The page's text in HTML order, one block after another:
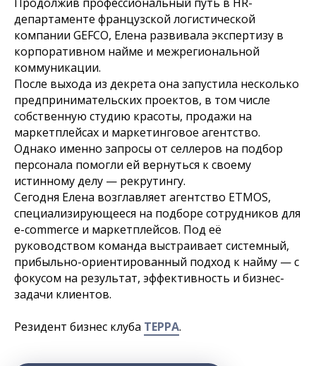
департаменте французской логистической
компании GEFCO, Елена развивала экспертизу в
корпоративном найме и межрегиональной
коммуникации.
После выхода из декрета она запустила несколько
предпринимательских проектов, в том числе
собственную студию красоты, продажи на
маркетплейсах и маркетинговое агентство.
Однако именно запросы от селлеров на подбор
персонала помогли ей вернуться к своему
истинному делу — рекрутингу.
Сегодня Елена возглавляет агентство ETMOS,
специализирующееся на подборе сотрудников для
e-commerce и маркетплейсов. Под её
руководством команда выстраивает системный,
прибыльно-ориентированный подход к найму — с
фокусом на результат, эффективность и бизнес-
задачи клиентов.
Резидент бизнес клуба ТЕРРА.